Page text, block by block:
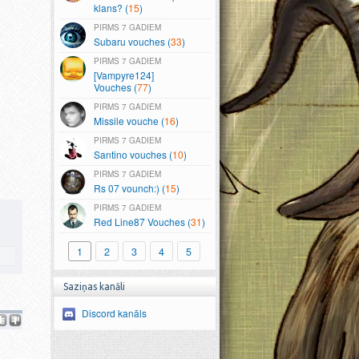
klans? (15)
7 GADIEM
Subaru vouches (33)
7 GADIEM
[Vampyre124]
Vouches (77)
7 GADIEM
Missile vouche (16)
7 GADIEM
Santino vouches (10)
7 GADIEM
Rs 07 vounch:) (15)
7 GADIEM
Red Line87 Vouches (31)
1 2 3 4 5
Saziņas kanāli
Discord kanāls